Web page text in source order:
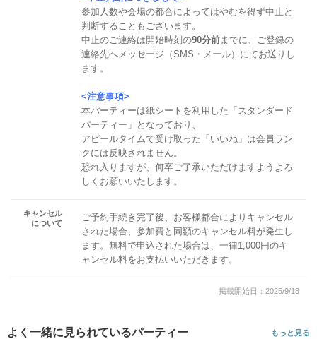
参加人数や会場の都合によってはやむを得ず中止と
判断することもございます。
中止のご連絡は開始時刻の90分前 までに、ご登録の
連絡先へメッセージ（SMS・メール）にてお送りし
ます。
<注意事項>
本パーティーは紙シートを利用した「スタンダード
パーティー」となっており、
アピールタイムで受け取った「いいね」は会員ラン
クには反映されません。
恐れ入りますが、何卒ご了承いただけますようよろ
しくお願いいたします。
キャンセル
について
ご予約手続き完了後、お客様都合によりキャンセル
された場合、参加費と同額のキャンセル料が発生し
ます。無料で申込された場合は、一律1,000円のキ
ャンセル料をお支払いいただきます。
掲載開始日：2025/9/13
よく一緒に見られているパーティー もっと見る